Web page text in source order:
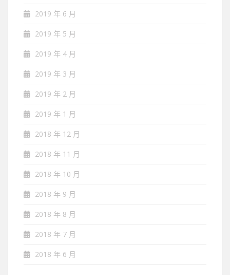
2019 年 6 月
2019 年 5 月
2019 年 4 月
2019 年 3 月
2019 年 2 月
2019 年 1 月
2018 年 12 月
2018 年 11 月
2018 年 10 月
2018 年 9 月
2018 年 8 月
2018 年 7 月
2018 年 6 月